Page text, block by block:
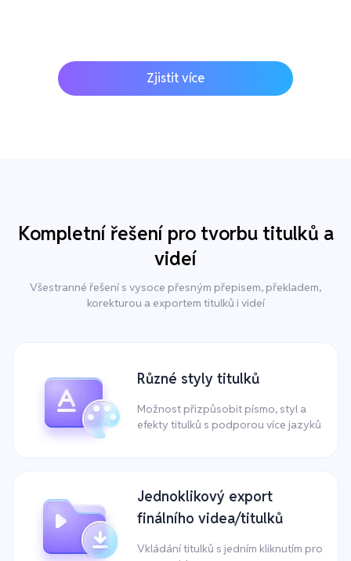
Zjistit více
Kompletní řešení pro tvorbu titulků a
videí
Všestranné řešení s vysoce přesným přepisem, překladem,
korekturou a exportem titulků i videí
Různé styly titulků
Možnost přizpůsobit písmo, styl a
efekty titulků s podporou více jazyků
Jednoklikový export
finálního videa/titulků
Vkládání titulků s jedním kliknutím pro